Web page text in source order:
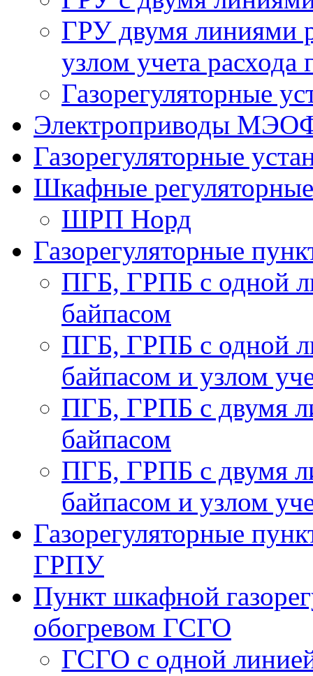
ГРУ двумя линиями
узлом учета расхода
Газорегуляторные
Электроприводы
Газорегуляторные
Шкафные
ШРП Норд
Газорегуляторные
ПГБ, ГРПБ с одной
байпасом
ПГБ, ГРПБ с одной
байпасом и узлом
ПГБ, ГРПБ с двумя
байпасом
ПГБ, ГРПБ с двумя
байпасом и узлом
Газорегуляторные
ГРПУ
Пункт шкафной
обогревом ГСГО
ГСГО с одной